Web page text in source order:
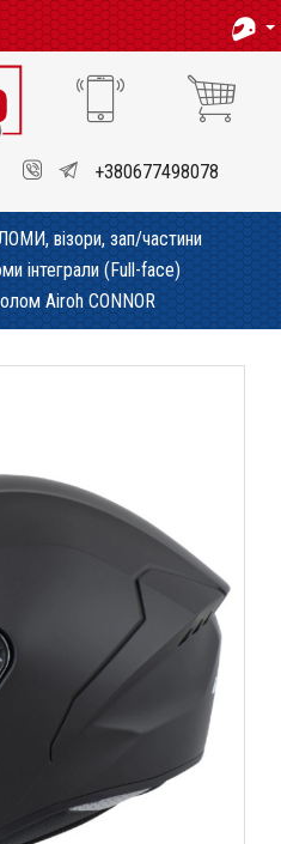
+380677498078
візори, зап/частини
інтеграли (Full-face)
Airoh CONNOR